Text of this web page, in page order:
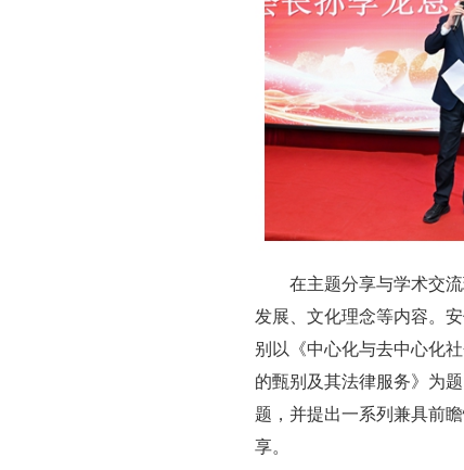
在主题分享与学术交
发展、文化理念等内容。
别以《中心化与去中心化
的甄别及其法律服务》为
题，并提出一系列兼具前
享。